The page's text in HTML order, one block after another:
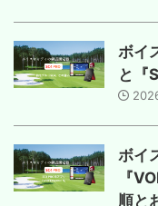
ボイ
と『
ボイ
『
順と